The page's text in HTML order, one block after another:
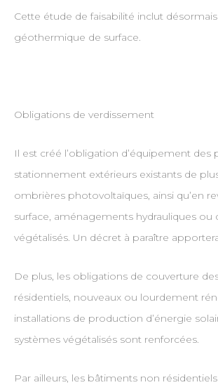
Cette étude de faisabilité inclut désormais
géothermique de surface.
Obligations de verdissement
Il est créé l’obligation d’équipement des
stationnement extérieurs existants de
ombrières photovoltaïques, ainsi qu’en
surface, aménagements hydrauliques ou
végétalisés. Un décret à paraître
De plus, les obligations de couverture
résidentiels, nouveaux ou lourdement
installations de production d’énergie
systèmes végétalisés sont renforcées.
Par ailleurs, les bâtiments non